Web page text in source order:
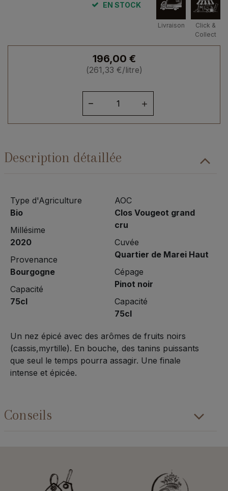
EN STOCK
Livraison
Click &
Collect
196,00 €
(261,33 €/litre)
Bourgogne
"Quartier
Haut"
2020
Description détaillée
Type d'Agriculture
Bio
Millésime
2020
Provenance
Bourgogne
Capacité
75cl
AOC
Clos Vougeot grand
cru
Cuvée
Quartier de Marei Haut
Cépage
Pinot noir
Capacité
75cl
Un nez épicé avec des arômes de fruits noirs
(cassis,myrtille). En bouche, des tanins puissants
que seul le temps pourra assagir. Une finale
intense et épicée.
Conseils